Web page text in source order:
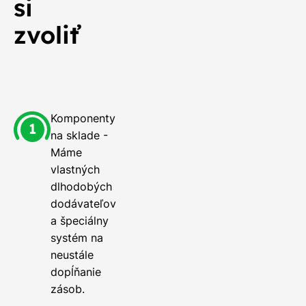
si
zvoliť
Komponenty
na sklade -
Máme
vlastných
dlhodobých
dodávateľov
a špeciálny
systém na
neustále
dopĺňanie
zásob.